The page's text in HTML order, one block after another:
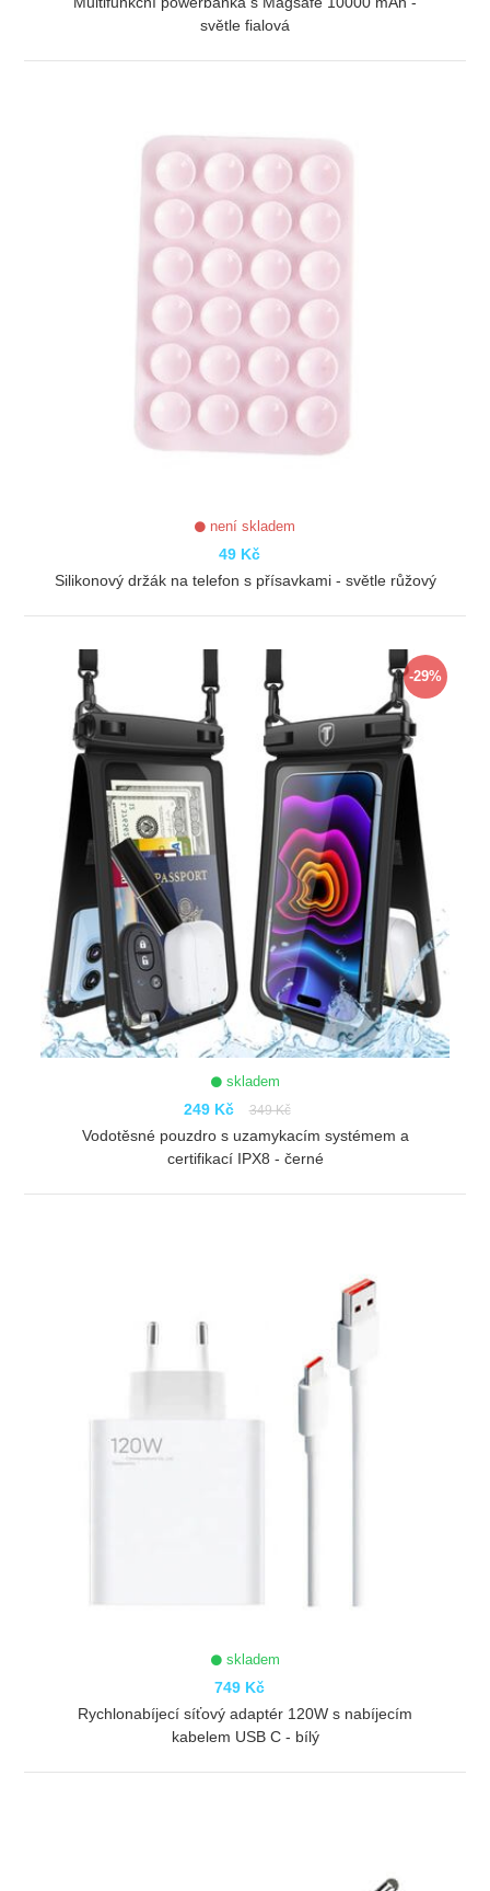
světle fialová
není skladem
49 Kč
ZOBRAZIT
Silikonový držák na telefon s přísavkami - světle růžový
-29%
skladem
249 Kč 349 Kč
Vodotěsné pouzdro s uzamykacím systémem a
certifikací IPX8 - černé
skladem
749 Kč
Rychlonabíjecí síťový adaptér 120W s nabíjecím
kabelem USB C - bílý